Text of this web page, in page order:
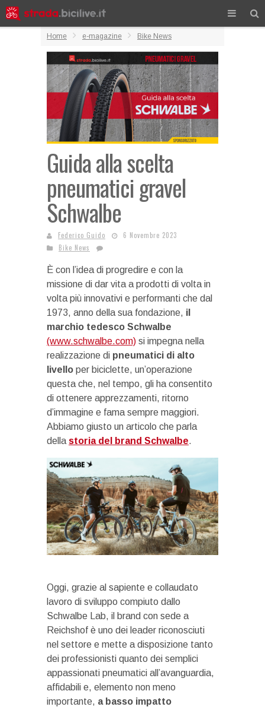
Home e-magazine Bike News
Guida alla scelta
pneumatici gravel
Schwalbe
Federico Guido
6 Novembre 2023
Bike News
È con l’idea di progredire e con la
missione di dar vita a prodotti di volta in
volta più innovativi e performanti che dal
1973, anno della sua fondazione, il
marchio tedesco Schwalbe
(www.schwalbe.com) si impegna nella
realizzazione di pneumatici di alto
livello per biciclette, un’operazione
questa che, nel tempo, gli ha consentito
di ottenere apprezzamenti, ritorno
d’immagine e fama sempre maggiori.
Abbiamo giusto un articolo che parla
della storia del brand Schwalbe.
Oggi, grazie al sapiente e collaudato
lavoro di sviluppo compiuto dallo
Schwalbe Lab, il brand con sede a
Reichshof è uno dei leader riconosciuti
nel settore e mette a disposizione tanto
dei professionisti quanto dei semplici
appassionati pneumatici all’avanguardia,
affidabili e, elemento non meno
importante, a basso impatto